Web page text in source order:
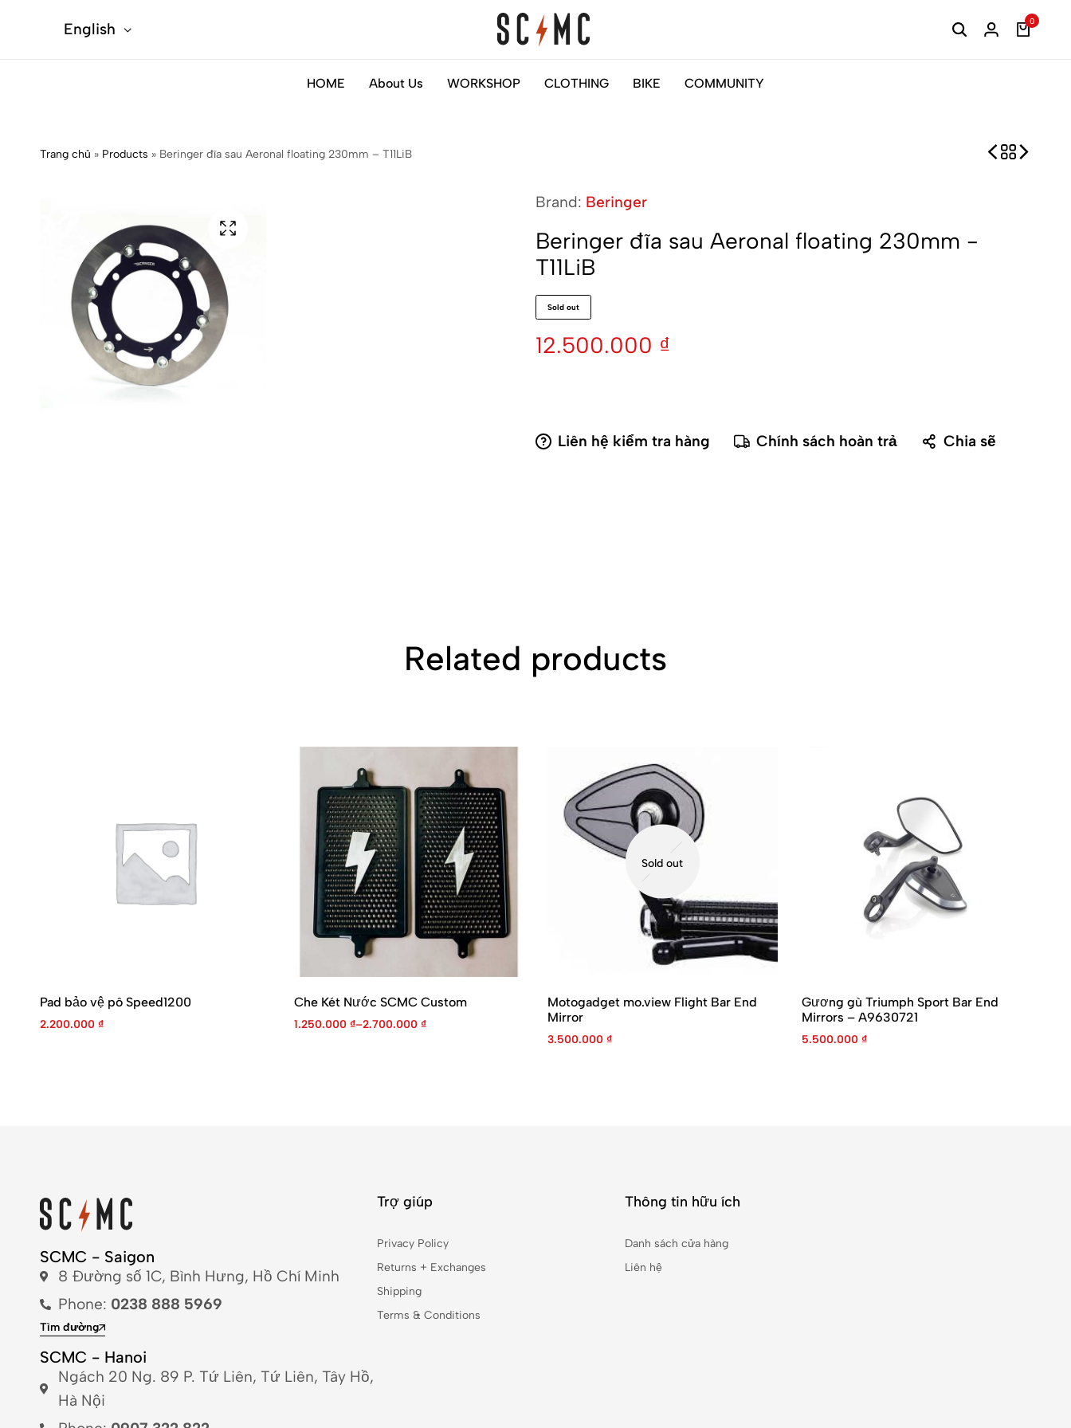
English
Classic
you
motorbike
0
HOME About Us WORKSHOP CLOTHING BIKE COMMUNITY
Trang chủ » Products » Beringer đĩa sau Aeronal floating 230mm – T11LiB
Brand: Beringer
Beringer đĩa sau Aeronal floating 230mm -
T11LiB
Sold out
12.500.000 ₫
Liên hệ kiểm tra hàng Chính sách hoàn trả Chia sẽ
Related products
Pad bảo vệ pô Speed1200
2.200.000 ₫
Che Két Nước SCMC Custom
1.250.000 ₫–2.700.000 ₫
Sold out
Motogadget mo.view Flight Bar End
Mirror
3.500.000 ₫
Gương gù Triumph Sport Bar End
Mirrors – A9630721
5.500.000 ₫
SCMC - Saigon
8 Đường số 1C, Bình Hưng, Hồ Chí Minh
Phone: 0238 888 5969
Tìm đường
SCMC - Hanoi
Ngách 20 Ng. 89 P. Tứ Liên, Tứ Liên, Tây Hồ,
Hà Nội
Trợ giúp
Privacy Policy
Returns + Exchanges
Shipping
Terms & Conditions
Thông tin hữu ích
Danh sách cửa hàng
Liên hệ